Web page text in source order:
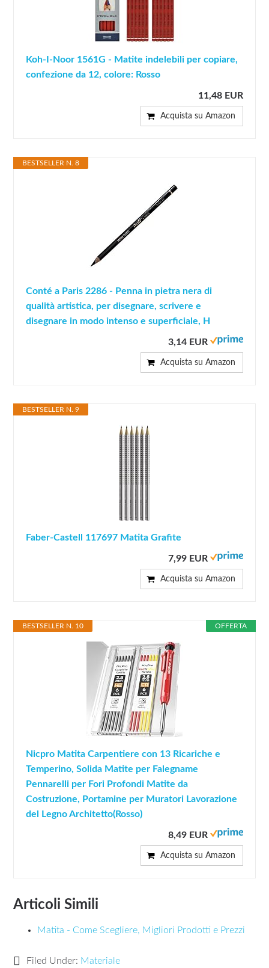
Koh-I-Noor 1561G - Matite indelebili per copiare,
confezione da 12, colore: Rosso
11,48 EUR
Acquista su Amazon
BESTSELLER N. 8
Conté a Paris 2286 - Penna in pietra nera di
qualità artistica, per disegnare, scrivere e
disegnare in modo intenso e superficiale, H
3,14 EUR
Acquista su Amazon
BESTSELLER N. 9
Faber-Castell 117697 Matita Grafite
7,99 EUR
Acquista su Amazon
OFFERTA
BESTSELLER N. 10
Nicpro Matita Carpentiere con 13 Ricariche e
Temperino, Solida Matite per Falegname
Pennarelli per Fori Profondi Matite da
Costruzione, Portamine per Muratori Lavorazione
del Legno Architetto(Rosso)
8,49 EUR
Acquista su Amazon
Articoli Simili
Matita - Come Scegliere, Migliori Prodotti e Prezzi
Filed Under: Materiale